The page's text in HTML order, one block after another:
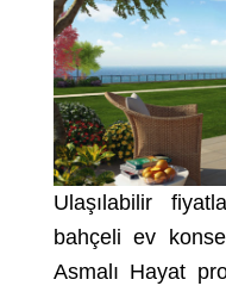
Ulaşılabilir
bahçeli ev
Asmalı Hayat